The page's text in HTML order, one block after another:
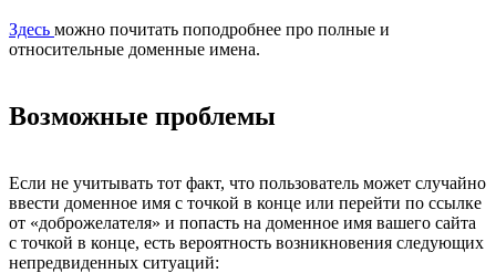
Здесь можно почитать поподробнее про полные и
относительные доменные имена.
Возможные проблемы
Если не учитывать тот факт, что пользователь может случайно
ввести доменное имя с точкой в конце или перейти по ссылке
от «доброжелателя» и попасть на доменное имя вашего сайта
с точкой в конце, есть вероятность возникновения следующих
непредвиденных ситуаций: